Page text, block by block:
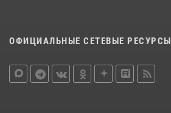
ОФИЦИАЛЬНЫЕ СЕТЕВЫЕ РЕСУРСЫ